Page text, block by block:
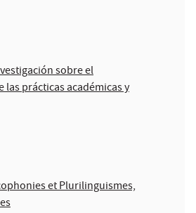
sobre el
prácticas académicas y
et Plurilinguismes,